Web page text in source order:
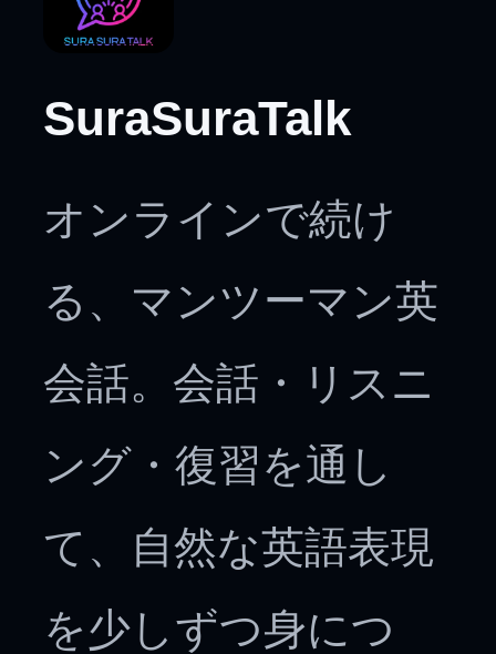
SuraSuraTalk
オンラインで続け
る、マンツーマン英
会話。会話・リスニ
ング・復習を通し
て、自然な英語表現
を少しずつ身につ